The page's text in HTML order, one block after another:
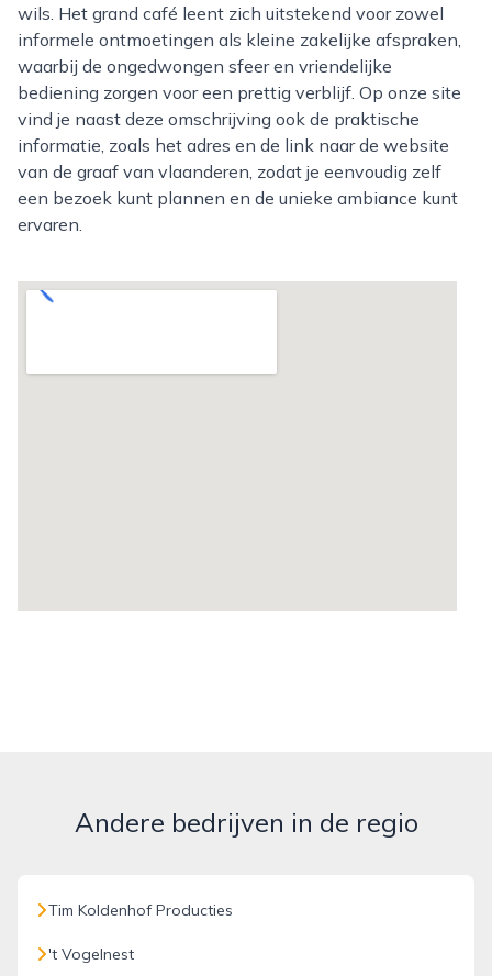
wils. Het grand café leent zich uitstekend voor zowel
informele ontmoetingen als kleine zakelijke afspraken,
waarbij de ongedwongen sfeer en vriendelijke
bediening zorgen voor een prettig verblijf. Op onze site
vind je naast deze omschrijving ook de praktische
informatie, zoals het adres en de link naar de website
van de graaf van vlaanderen, zodat je eenvoudig zelf
een bezoek kunt plannen en de unieke ambiance kunt
ervaren.
Andere bedrijven in de regio
Tim Koldenhof Producties
't Vogelnest